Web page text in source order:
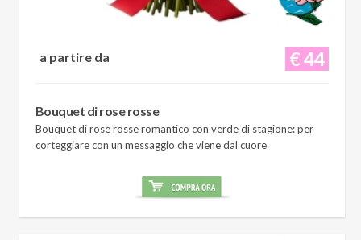
€ 44
a partire da
Bouquet di rose rosse
Bouquet di rose rosse romantico con verde di stagione: per
corteggiare con un messaggio che viene dal cuore